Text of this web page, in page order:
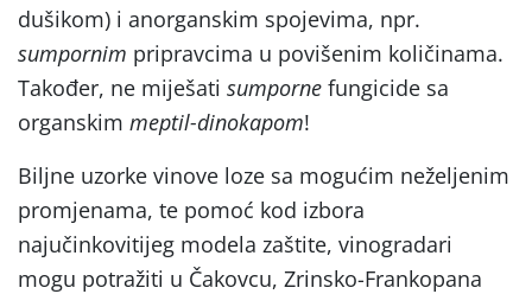
dušikom) i anorganskim spojevima, npr.
sumpornim pripravcima u povišenim količinama.
Također, ne miješati sumporne fungicide sa
organskim meptil-dinokapom!
Biljne uzorke vinove loze sa mogućim neželjenim
promjenama, te pomoć kod izbora
najučinkovitijeg modela zaštite, vinogradari
mogu potražiti u Čakovcu, Zrinsko-Frankopana